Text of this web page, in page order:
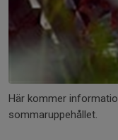
Här kommer
sommaruppehållet.